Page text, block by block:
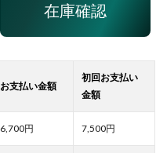
在庫確認
6,700 7,500